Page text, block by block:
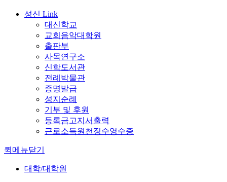
성신 Link
대신학교
교회음악대학원
출판부
사목연구소
신학도서관
전례박물관
증명발급
성지순례
기부 및 후원
등록금고지서출력
근로소득원천징수영수증
퀵메뉴닫기
대학/대학원